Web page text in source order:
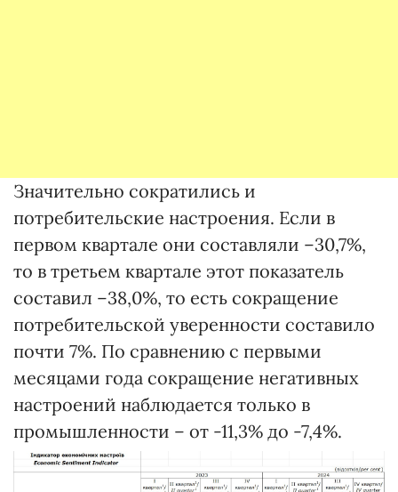
Значительно сократились и
потребительские настроения. Если в
первом квартале они составляли –30,7%,
то в третьем квартале этот показатель
составил –38,0%, то есть сокращение
потребительской уверенности составило
почти 7%. По сравнению с первыми
месяцами года сокращение негативных
настроений наблюдается только в
промышленности – от -11,3% до -7,4%.